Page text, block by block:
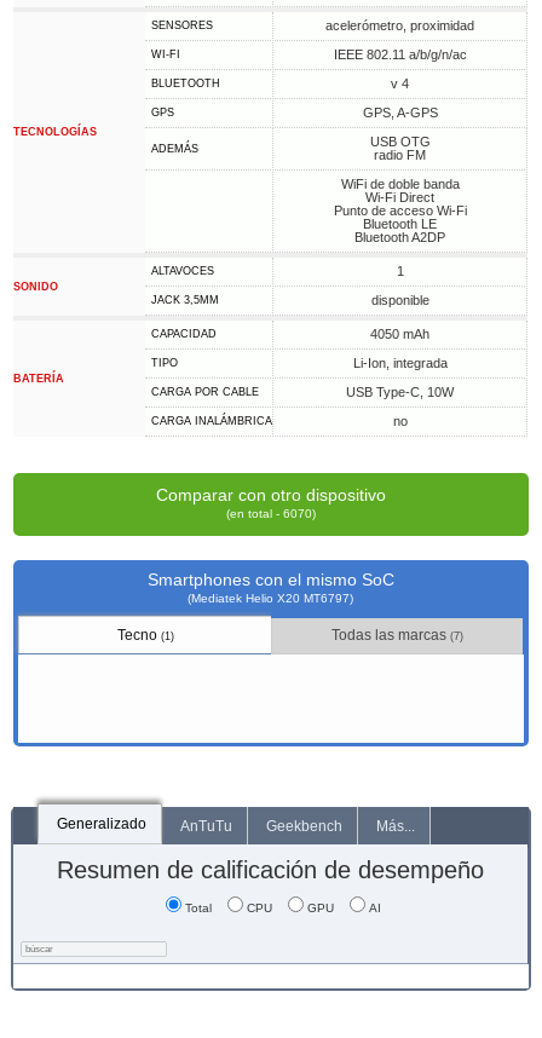
TECNOLOGÍAS
SENSORES acelerómetro, proximidad
WI-FI IEEE 802.11 a/b/g/n/ac
BLUETOOTH v 4
GPS GPS, A-GPS
ADEMÁS
USB OTG
radio FM
WiFi de doble banda
Wi-Fi Direct
Punto de acceso Wi-Fi
Bluetooth LE
Bluetooth A2DP
SONIDO
ALTAVOCES 1
JACK 3,5MM disponible
BATERÍA
CAPACIDAD 4050 mAh
TIPO Li-Ion, integrada
CARGA POR CABLE USB Type-C, 10W
CARGA INALÁMBRICA no
Comparar con otro dispositivo
(en total - 6070)
Smartphones con el mismo SoC
(Mediatek Helio X20 MT6797)
Tecno (1) Todas las marcas(7)
Generalizado AnTuTu Geekbench Más...
Resumen de calificación de desempeño
Total CPU GPU AI